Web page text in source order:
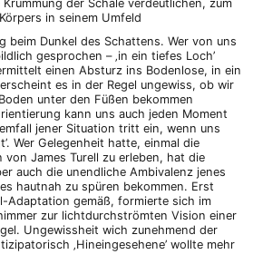
der Schale verdeutlichen, zum
in seinem Umfeld
beim Dunkel des Schattens. Wer von uns
gesprochen – ‚in ein tiefes Loch’
einen Absturz ins Bodenlose, in ein
es in der Regel ungewiss, ob wir
unter den Füßen bekommen
kann uns auch jeden Moment
jener Situation tritt ein, wenn uns
Wer Gelegenheit hatte, einmal die
James Turell zu erleben, hat die
auch die unendliche Ambivalenz jenes
hautnah zu spüren bekommen. Erst
Adaptation gemäß, formierte sich im
zur lichtdurchströmten Vision einer
Ungewissheit wich zunehmend der
‚Hineingesehene’ wollte mehr